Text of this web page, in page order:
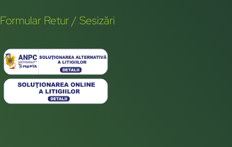
Formular Retur / Sesizări